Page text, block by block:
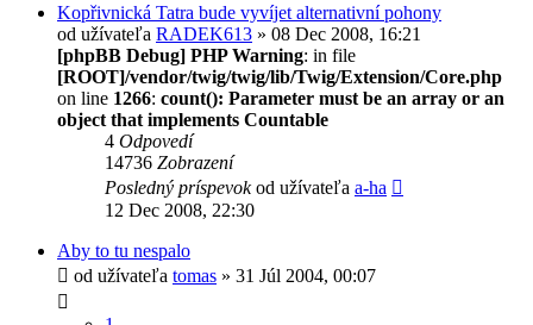
Kopřivnická Tatra bude vyvíjet alternativní pohony
od užívateľa RADEK613 » 08 Dec 2008, 16:21
[phpBB Debug] PHP Warning: in file
[ROOT]/vendor/twig/twig/lib/Twig/Extension/Core.php
on line 1266: count(): Parameter must be an array or an
object that implements Countable
4 Odpovedí
14736 Zobrazení
Posledný príspevokod užívateľa a-ha
12 Dec 2008, 22:30
Aby to tu nespalo
od užívateľa tomas » 31 Júl 2004, 00:07